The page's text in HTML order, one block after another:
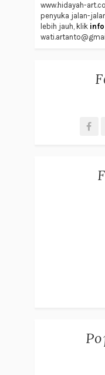
www.hidayah-
penyuka jalan-
lebih jauh, klik info